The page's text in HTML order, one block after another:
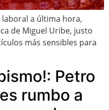
a última hora,
de Miguel Uribe, justo
más sensibles para
Petro
rumbo a